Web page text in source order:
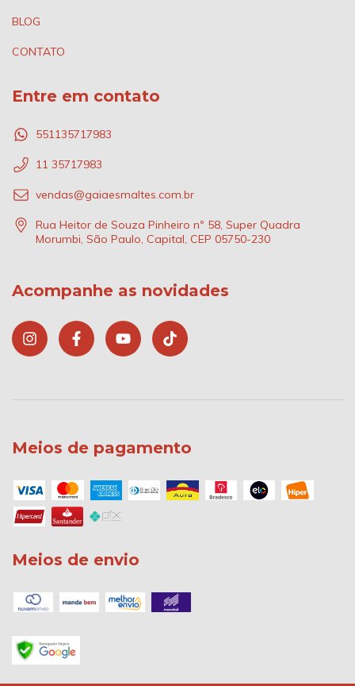
BLOG
CONTATO
Entre em contato
551135717983
11 35717983
vendas@gaiaesmaltes.com.br
Rua Heitor de Souza Pinheiro nº 58, Super Quadra
Morumbi, São Paulo, Capital, CEP 05750-230
Acompanhe as novidades
Meios de pagamento
Meios de envio